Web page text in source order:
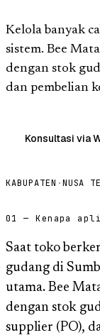
Kelola banyak
sistem. Bee
dengan stok
dan pembelian
Konsultasi via
KABUPATEN ·NUSA
01 — Kenapa
Saat toko
gudang di
utama. Bee
dengan stok
supplier (PO),